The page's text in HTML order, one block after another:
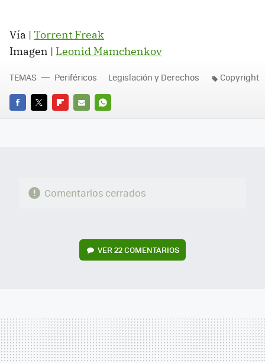
Vía | Torrent Freak
Imagen | Leonid Mamchenkov
FACEBOOK
TWITTERFLIPBOARD
E-
WHATSAPP
TEMAS Periféricos Legislación y Derechos Copyright
Comentarios cerrados
VER 22 COMENTARIOS